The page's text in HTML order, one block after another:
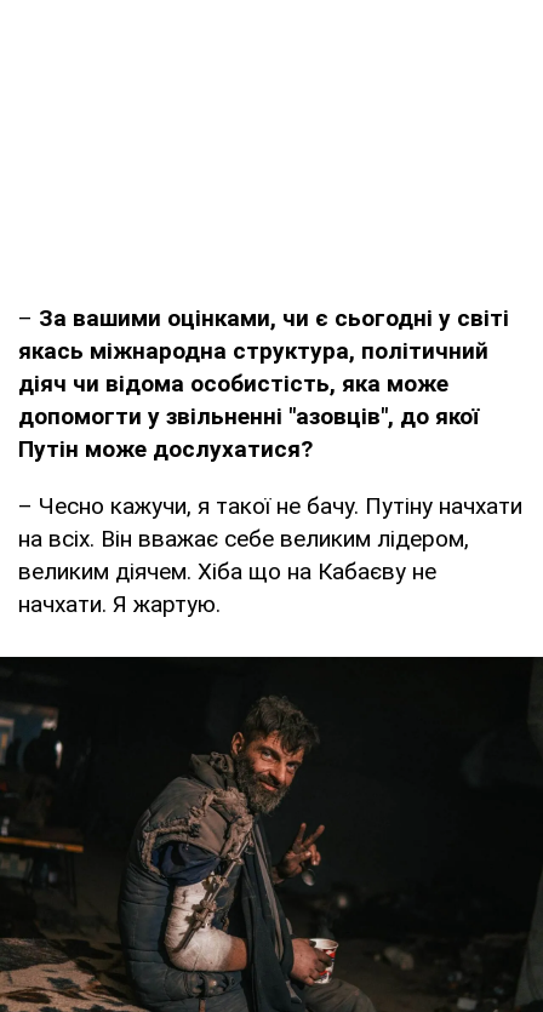
– За вашими оцінками, чи є сьогодні у світі
якась міжнародна структура, політичний
діяч чи відома особистість, яка може
допомогти у звільненні "азовців", до якої
Путін може дослухатися?
– Чесно кажучи, я такої не бачу. Путіну начхати
на всіх. Він вважає себе великим лідером,
великим діячем. Хіба що на Кабаєву не
начхати. Я жартую.